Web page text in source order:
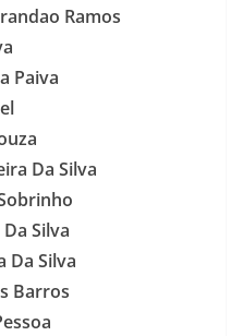
Ramos
Paiva
Da Silva
Silva
Da Silva
Barros